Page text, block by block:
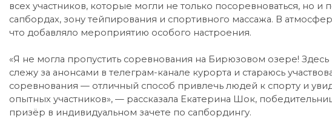
всех участников, которые могли не только посоревноваться, но и
сапбордах, зону тейпирования и спортивного массажа. В
что добавляло мероприятию особого настроения.
«Я не могла пропустить соревнования на Бирюзовом озере! Здесь
слежу за анонсами в телеграм-канале курорта и стараюсь
соревнования — отличный способ привлечь людей к спорту и
опытных участников», — рассказала Екатерина Шок,
призёр в индивидуальном зачете по сапбордингу.